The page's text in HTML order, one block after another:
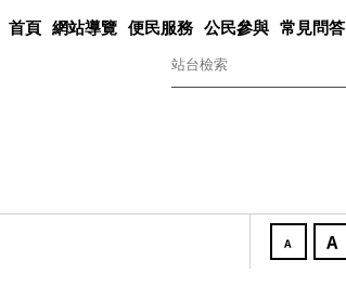
首頁 網站導覽 便民服務 公民參與 常見問答